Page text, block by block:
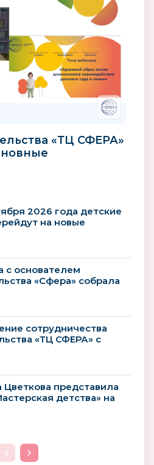
«ТЦ СФЕРА»
2026 года детские
на новые
с основателем
«Сфера» собрала
сотрудничества
«ТЦ СФЕРА» с
Цветкова представила
детства» на